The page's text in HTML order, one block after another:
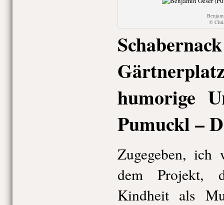
©
humorige
Pumuckl –
Zugegeben, ich
dem Projekt,
Kindheit als